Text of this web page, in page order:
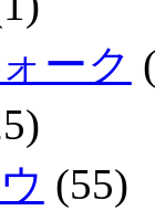
ーク
(55)